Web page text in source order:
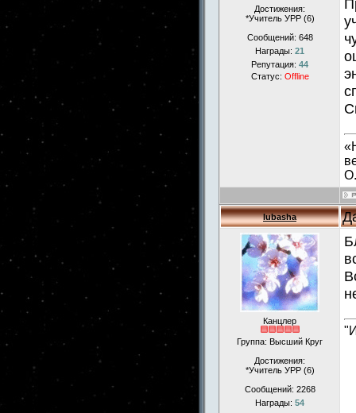
Достижения:
*Учитель УРР (6)
Сообщений: 648
Награды: 21
Репутация: 44
Статус: Offline
lubasha
Канцлер
Группа: Высший Круг
Достижения:
*Учитель УРР (6)
Сообщений: 2268
Награды: 54